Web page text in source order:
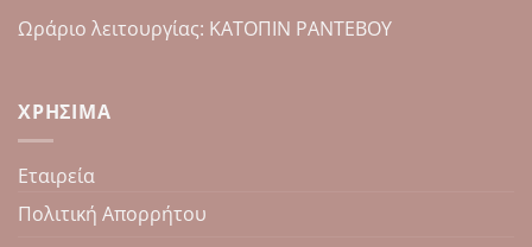
Ωράριο λειτουργίας: ΚΑΤΟΠΙΝ ΡΑΝΤΕΒΟΥ
ΧΡΉΣΙΜΑ
Εταιρεία
Πολιτική Απορρήτου